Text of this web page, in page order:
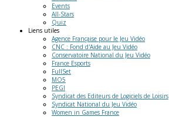
Events
All-Stars
Quiz
Liens utiles
Agence Française pour le Jeu Vidéo
CNC : Fond d'Aide au Jeu Vidéo
Conservatoire National du Jeu Vidéo
France Esports
FullSet
MO5
PEGI
Syndicat des Editeurs de Logiciels de Loisirs
Syndicat National du Jeu Vidéo
Women in Games France